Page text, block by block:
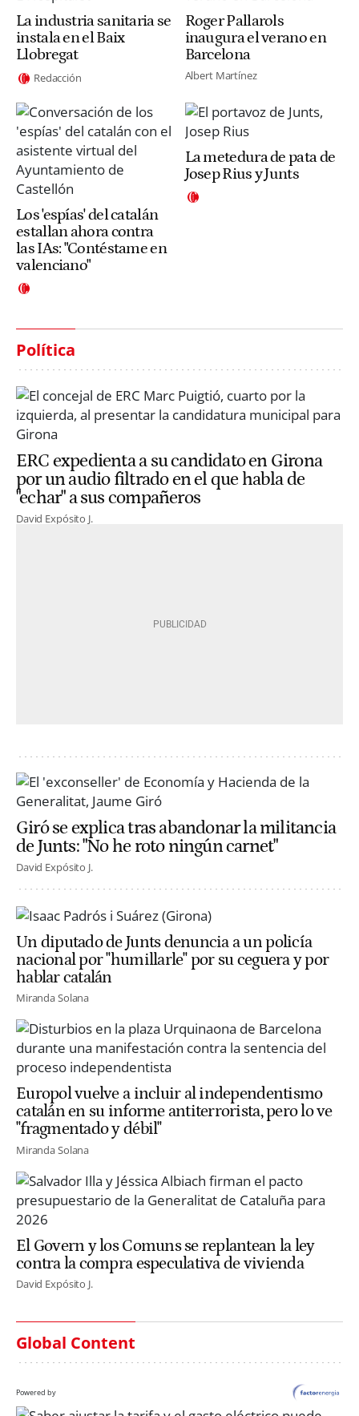
La industria sanitaria se
instala en el Baix
Llobregat
Redacción
Roger Pallarols
inaugura el verano en
Barcelona
Albert Martínez
Los 'espías' del catalán
estallan ahora contra
las IAs: "Contéstame en
valenciano"
La metedura de pata de
Josep Rius y Junts
Política
ERC expedienta a su candidato en Girona
por un audio filtrado en el que habla de
"echar" a sus compañeros
David Expósito J.
Giró se explica tras abandonar la militancia
de Junts: "No he roto ningún carnet"
David Expósito J.
Un diputado de Junts denuncia a un policía
nacional por "humillarle" por su ceguera y por
hablar catalán
Miranda Solana
Europol vuelve a incluir al independentismo
catalán en su informe antiterrorista, pero lo ve
"fragmentado y débil"
Miranda Solana
El Govern y los Comuns se replantean la ley
contra la compra especulativa de vivienda
David Expósito J.
Global Content
Powered by